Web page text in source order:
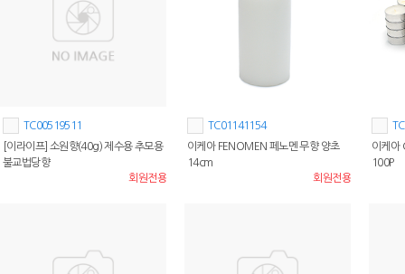
TC00519511
[이라이프] 소원향(40g) 제수용 추모용
불교법당향
회원전용
TC01141154
이케아 FENOMEN 페노멘 무향 양초
14cm
회원전용
이케아
100P